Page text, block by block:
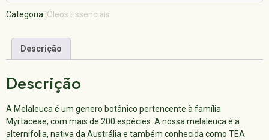
Categoria: Óleos Essenciais
Descrição
Descrição
A Melaleuca é um genero botânico pertencente à família
Myrtaceae, com mais de 200 espécies. A nossa melaleuca é a
alternifolia, nativa da Austrália e também conhecida como TEA